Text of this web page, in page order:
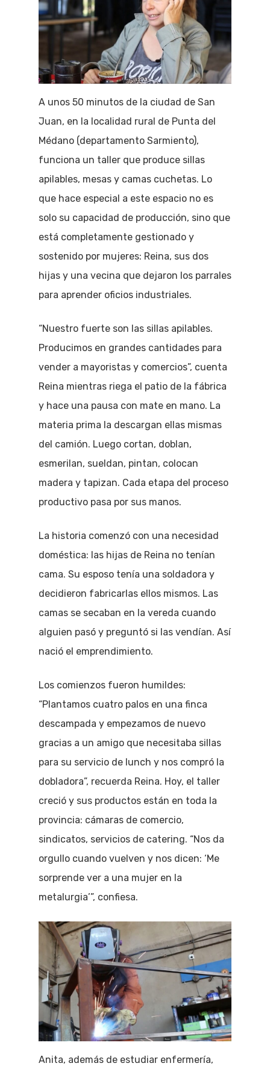
A unos 50 minutos de la ciudad de San
Juan, en la localidad rural de Punta del
Médano (departamento Sarmiento),
funciona un taller que produce sillas
apilables, mesas y camas cuchetas. Lo
que hace especial a este espacio no es
solo su capacidad de producción, sino que
está completamente gestionado y
sostenido por mujeres: Reina, sus dos
hijas y una vecina que dejaron los parrales
para aprender oficios industriales.
“Nuestro fuerte son las sillas apilables.
Producimos en grandes cantidades para
vender a mayoristas y comercios”, cuenta
Reina mientras riega el patio de la fábrica
y hace una pausa con mate en mano. La
materia prima la descargan ellas mismas
del camión. Luego cortan, doblan,
esmerilan, sueldan, pintan, colocan
madera y tapizan. Cada etapa del proceso
productivo pasa por sus manos.
La historia comenzó con una necesidad
doméstica: las hijas de Reina no tenían
cama. Su esposo tenía una soldadora y
decidieron fabricarlas ellos mismos. Las
camas se secaban en la vereda cuando
alguien pasó y preguntó si las vendían. Así
nació el emprendimiento.
Los comienzos fueron humildes:
“Plantamos cuatro palos en una finca
descampada y empezamos de nuevo
gracias a un amigo que necesitaba sillas
para su servicio de lunch y nos compró la
dobladora”, recuerda Reina. Hoy, el taller
creció y sus productos están en toda la
provincia: cámaras de comercio,
sindicatos, servicios de catering. “Nos da
orgullo cuando vuelven y nos dicen: ‘Me
sorprende ver a una mujer en la
metalurgia’”, confiesa.
Anita, además de estudiar enfermería,